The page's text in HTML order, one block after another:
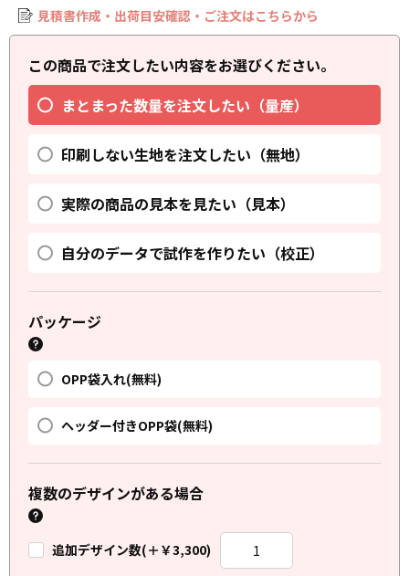
見積書作成・出荷目安確認・ご注文はこちらから
この商品で注文したい内容をお選びください。
まとまった数量を注文したい（量産）
印刷しない生地を注文したい（無地）
実際の商品の見本を見たい（見本）
自分のデータで試作を作りたい（校正）
パッケージ
OPP袋入れ(無料)
ヘッダー付きOPP袋(無料)
複数のデザインがある場合
追加デザイン数(＋￥3,300)